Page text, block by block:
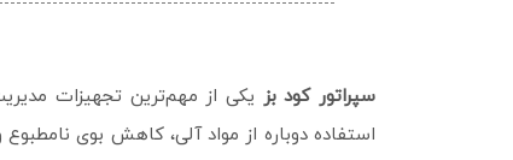
سپراتور کود بز یکی از مهم‌ترین تجهیزات
استفاده دوباره از مواد آلی، کاهش بوی